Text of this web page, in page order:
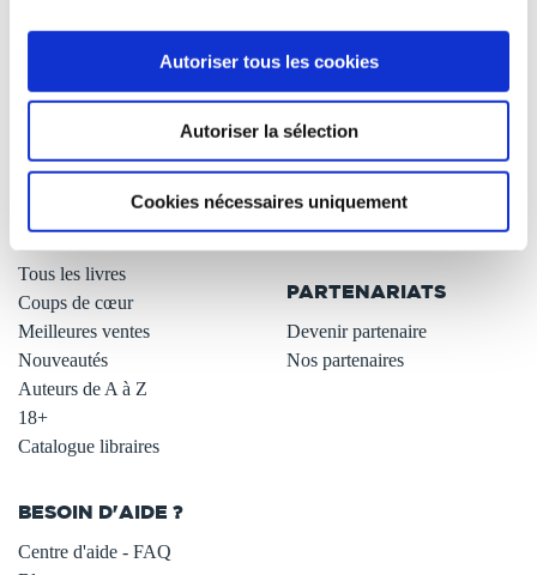
Autoriser tous les cookies
Autoriser la sélection
Cookies nécessaires uniquement
À PROPOS
L'auto-édition
Nos services aux auteurs
LIBRAIRIE
Tous les livres
Coups de cœur
Meilleures ventes
Nouveautés
Auteurs de A à Z
18+
Catalogue libraires
OFFRES
Remises quantités -42%
Avantages libraires -30%
Parrainage : partagez 5€
Programme de fidélité
.
PARTENARIATS
Devenir partenaire
Nos partenaires
BESOIN D'AIDE ?
Centre d'aide - FAQ